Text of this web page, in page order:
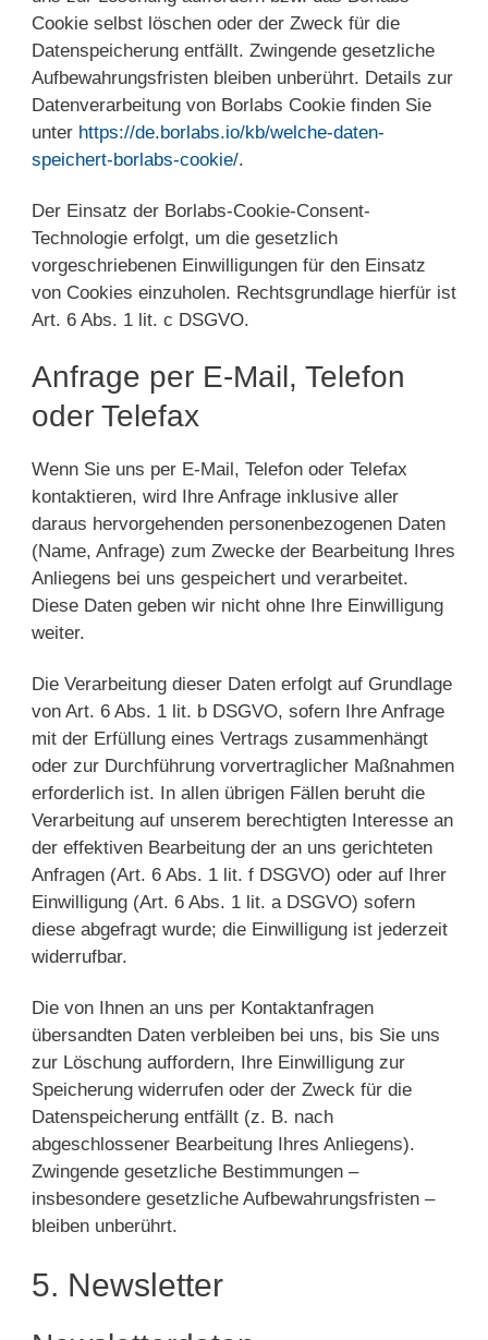
Cookie selbst löschen oder der Zweck für die
Datenspeicherung entfällt. Zwingende gesetzliche
Aufbewahrungsfristen bleiben unberührt. Details zur
Datenverarbeitung von Borlabs Cookie finden Sie
unter https://de.borlabs.io/kb/welche-daten-
speichert-borlabs-cookie/.
Der Einsatz der Borlabs-Cookie-Consent-
Technologie erfolgt, um die gesetzlich
vorgeschriebenen Einwilligungen für den Einsatz
von Cookies einzuholen. Rechtsgrundlage hierfür ist
Art. 6 Abs. 1 lit. c DSGVO.
Anfrage per E-Mail, Telefon
oder Telefax
Wenn Sie uns per E-Mail, Telefon oder Telefax
kontaktieren, wird Ihre Anfrage inklusive aller
daraus hervorgehenden personenbezogenen Daten
(Name, Anfrage) zum Zwecke der Bearbeitung Ihres
Anliegens bei uns gespeichert und verarbeitet.
Diese Daten geben wir nicht ohne Ihre Einwilligung
weiter.
Die Verarbeitung dieser Daten erfolgt auf Grundlage
von Art. 6 Abs. 1 lit. b DSGVO, sofern Ihre Anfrage
mit der Erfüllung eines Vertrags zusammenhängt
oder zur Durchführung vorvertraglicher Maßnahmen
erforderlich ist. In allen übrigen Fällen beruht die
Verarbeitung auf unserem berechtigten Interesse an
der effektiven Bearbeitung der an uns gerichteten
Anfragen (Art. 6 Abs. 1 lit. f DSGVO) oder auf Ihrer
Einwilligung (Art. 6 Abs. 1 lit. a DSGVO) sofern
diese abgefragt wurde; die Einwilligung ist jederzeit
widerrufbar.
Die von Ihnen an uns per Kontaktanfragen
übersandten Daten verbleiben bei uns, bis Sie uns
zur Löschung auffordern, Ihre Einwilligung zur
Speicherung widerrufen oder der Zweck für die
Datenspeicherung entfällt (z. B. nach
abgeschlossener Bearbeitung Ihres Anliegens).
Zwingende gesetzliche Bestimmungen –
insbesondere gesetzliche Aufbewahrungsfristen –
bleiben unberührt.
5. Newsletter